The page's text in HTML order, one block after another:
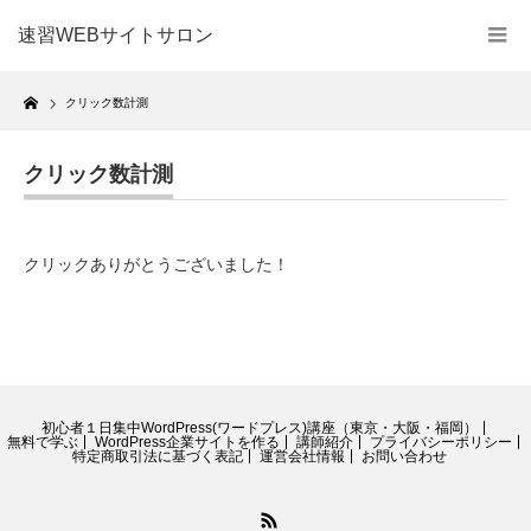
速習WEBサイトサロン
Home
クリック数計測
クリック数計測
クリックありがとうございました！
初心者１日集中WordPress(ワードプレス)講座（東京・大阪・福岡）
無料で学ぶ
WordPress企業サイトを作る 講師紹介
プライバシーポリシー
特定商取引法に基づく表記
運営会社情報 お問い合わせ